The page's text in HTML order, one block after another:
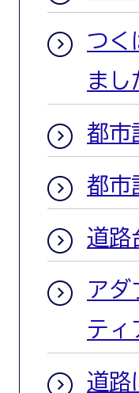
つく
まし
都市
都市
道路
アダ
ティ
道路